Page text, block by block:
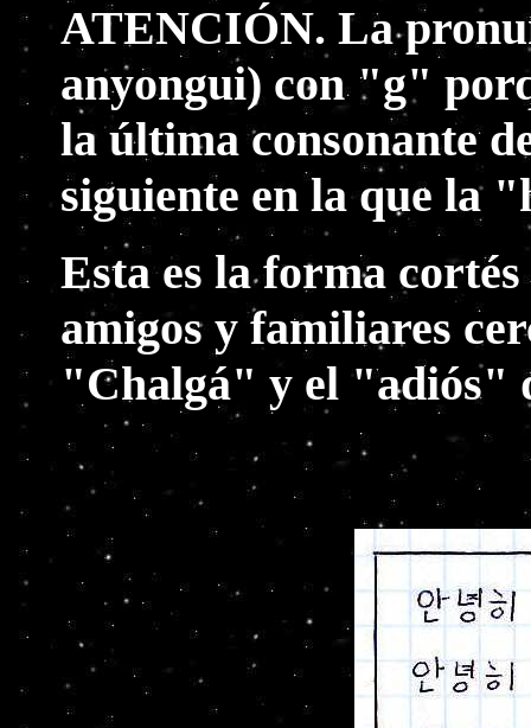
ATENCIÓN. La
anyongui) con "g"
la última consonante
siguiente en la que la
Esta es la forma
amigos y familiares
"Chalgá" y el "adiós"